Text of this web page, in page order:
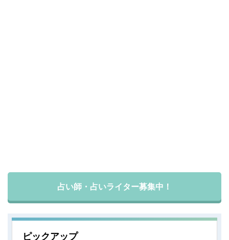
占い師・占いライター募集中！
ピックアップ